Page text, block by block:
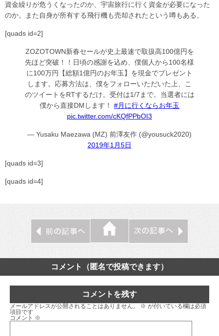
資金繰りが危うくなったのか、宇宙旅行に行く資金が必要になった
のか。また自身が所有する飛行機も売却されたという噂もある。
[quads id=2]
ZOZOTOWN新春セールが史上最速で取扱高100億円を
先ほど突破！！日頃の感謝を込め、僕個人から100名様
に100万円【総額1億円のお年玉】を現金でプレゼント
します。応募方法は、僕をフォローいただいた上、こ
のツイートをRTするだけ。受付は1/7まで。当選者には
僕から直接DMします！ #月に行くならお年玉
pic.twitter.com/cKQfPPbOI3
— Yusaku Maezawa (MZ) 前澤友作 (@yousuck2020)
2019年1月5日
[quads id=3]
[quads id=4]
コメント（匿名で投稿できます）
コメントを残す
メールアドレスが公開されることはありません。 ※ が付いている欄は必須
項目です
コメント ※